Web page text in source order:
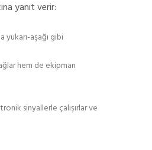
yanıt verir:
aşağı gibi
hem de ekipman
sinyallerle çalışırlar ve